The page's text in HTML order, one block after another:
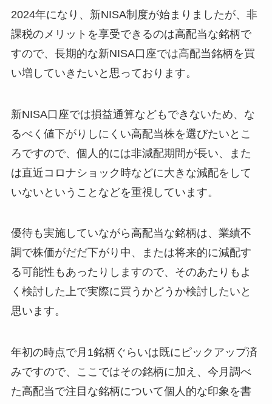
2024年になり、新NISA制度が始まりましたが、非
課税のメリットを享受できるのは高配当な銘柄で
すので、長期的な新NISA口座では高配当銘柄を買
い増していきたいと思っております。
新NISA口座では損益通算などもできないため、な
るべく値下がりしにくい高配当株を選びたいとこ
ろですので、個人的には非減配期間が長い、また
は直近コロナショック時などに大きな減配をして
いないということなどを重視しています。
優待も実施していながら高配当な銘柄は、業績不
調で株価がだだ下がり中、または将来的に減配す
る可能性もあったりしますので、そのあたりもよ
く検討した上で実際に買うかどうか検討したいと
思います。
年初の時点で月1銘柄ぐらいは既にピックアップ済
みですので、ここではその銘柄に加え、今月調べ
た高配当で注目な銘柄について個人的な印象を書